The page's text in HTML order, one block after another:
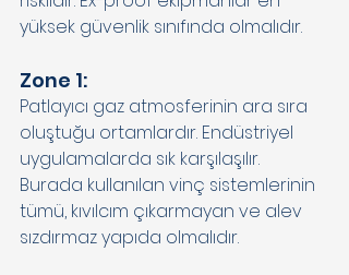
yüksek güvenlik sınıfında olmalıdır.
Zone 1:
Patlayıcı gaz atmosferinin ara sıra
oluştuğu ortamlardır. Endüstriyel
uygulamalarda sık karşılaşılır.
Burada kullanılan vinç sistemlerinin
tümü, kıvılcım çıkarmayan ve alev
sızdırmaz yapıda olmalıdır.